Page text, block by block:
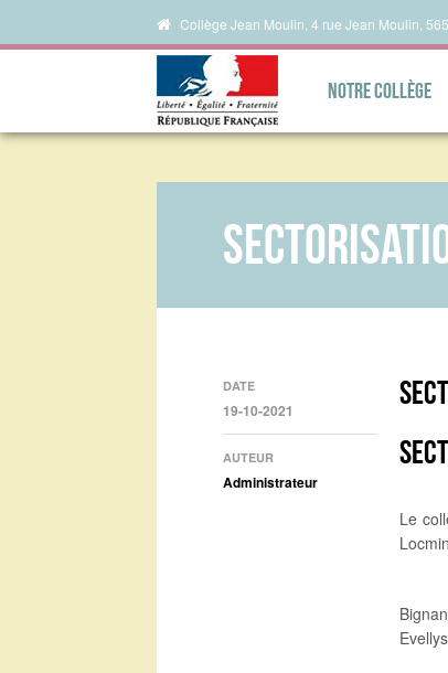
Collège Jean Moulin, 4 rue Jean Moulin,
Notre collège
DATE
19-10-2021
AUTEUR
Administrateur
Le